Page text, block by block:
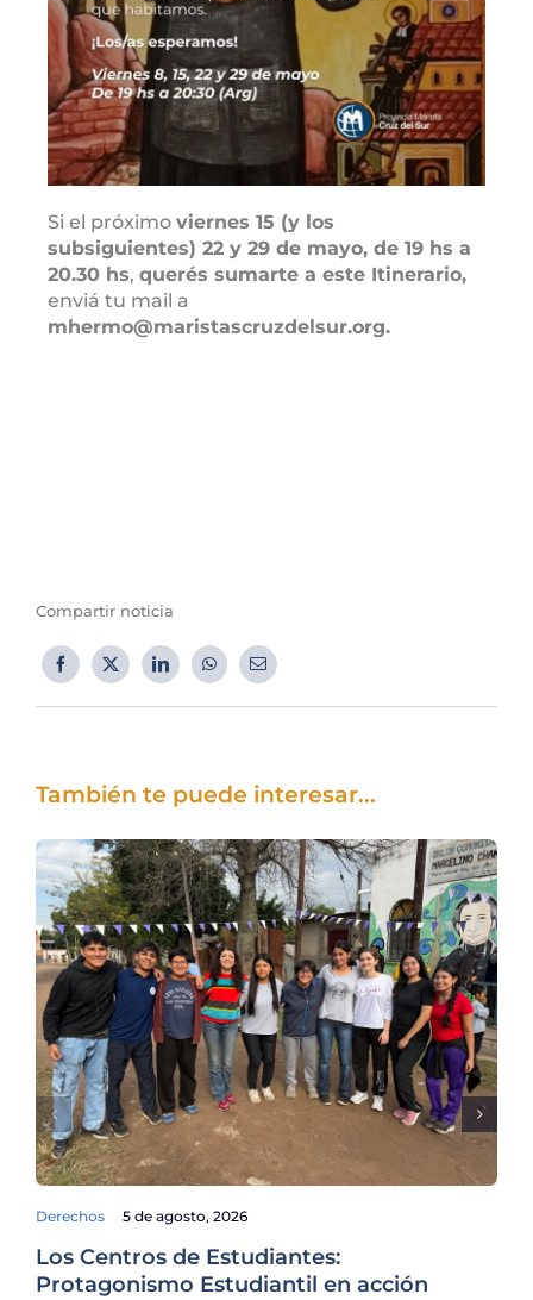
Si el próximo viernes 15 (y los
subsiguientes) 22 y 29 de mayo, de 19 hs a
20.30 hs, querés sumarte a este Itinerario,
enviá tu mail a
mhermo@maristascruzdelsur.org.
Compartir noticia
También te puede interesar...
Derechos 5 de agosto, 2026
Los Centros de Estudiantes:
Protagonismo Estudiantil en acción